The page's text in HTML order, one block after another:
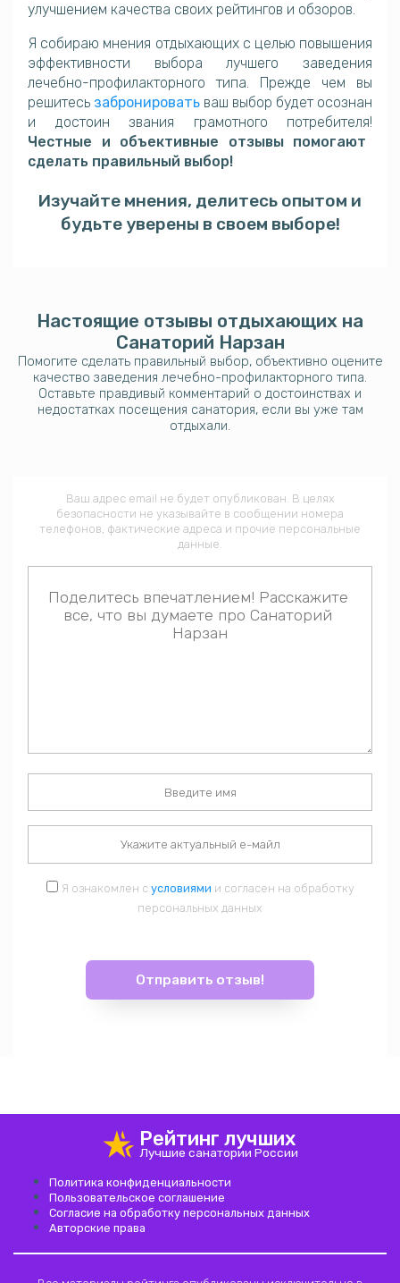
улучшением качества своих рейтингов и обзоров.
Я собираю мнения отдыхающих с целью повышения
эффективности выбора лучшего заведения
лечебно-профилакторного типа. Прежде чем вы
решитесь забронировать ваш выбор будет осознан
и достоин звания грамотного потребителя!
Честные и объективные отзывы помогают
сделать правильный выбор!
Изучайте мнения, делитесь опытом и
будьте уверены в своем выборе!
Настоящие отзывы отдыхающих на
Санаторий Нарзан
Помогите сделать правильный выбор, объективно оцените
качество заведения лечебно-профилакторного типа.
Оставьте правдивый комментарий о достоинствах и
недостатках посещения санатория, если вы уже там
отдыхали.
Ваш адрес email не будет опубликован. В целях
безопасности не указывайте в сообщении номера
телефонов, фактические адреса и прочие персональные
данные.
Я ознакомлен с условиями и согласен на обработку
персональных данных
hotel_class Рейтинг лучших
Лучшие санатории России
Политика конфиденциальности
Пользовательское соглашение
Согласие на обработку персональных данных
Авторские права